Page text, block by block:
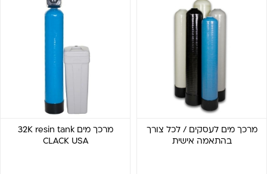
מרכך מים לעסקים / לכל צורך
בהתאמה אישית
מרכך מים 32K resin tank
CLACK USA